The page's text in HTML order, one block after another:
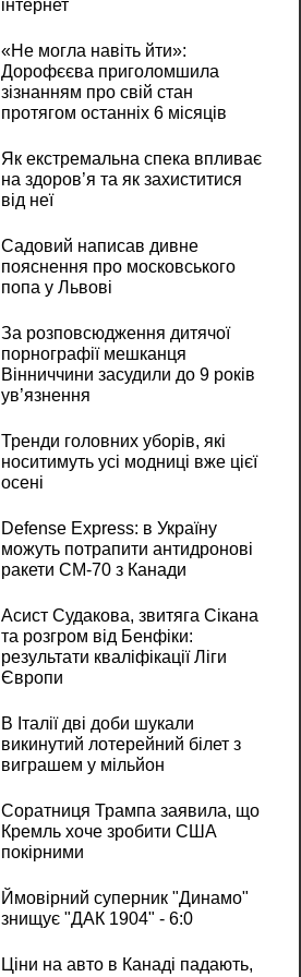
інтернет
«Не могла навіть йти»:
Дорофєєва приголомшила
зізнанням про свій стан
протягом останніх 6 місяців
Як екстремальна спека впливає
на здоров’я та як захиститися
від неї
Садовий написав дивне
пояснення про московського
попа у Львові
За розповсюдження дитячої
порнографії мешканця
Вінниччини засудили до 9 років
ув’язнення
Тренди головних уборів, які
носитимуть усі модниці вже цієї
осені
Defense Express: в Україну
можуть потрапити антидронові
ракети CM-70 з Канади
Асист Судакова, звитяга Сікана
та розгром від Бенфіки:
результати кваліфікації Ліги
Європи
В Італії дві доби шукали
викинутий лотерейний білет з
виграшем у мільйон
Соратниця Трампа заявила, що
Кремль хоче зробити США
покірними
Ймовірний суперник "Динамо"
знищує "ДАК 1904" - 6:0
Ціни на авто в Канаді падають,